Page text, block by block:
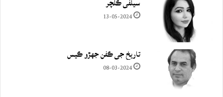
سيلفي ڪلچر
13-05-2024
تاريخ جي ڪفن جھڙو ڪيس
08-03-2024